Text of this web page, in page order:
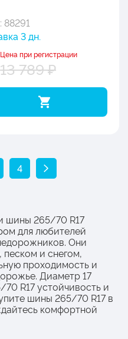
88291
3 дн.
Цена при регистрации
13 789 ₽
4
шины 265/70 R17
для любителей
Они
песком и снегом,
проходимость и
Диаметр 17
R17 устойчивость и
шины 265/70 R17 в
комфортной